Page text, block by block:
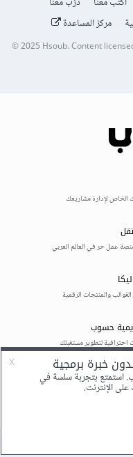
مركز المساعدة
© 2025Hsoub.Content